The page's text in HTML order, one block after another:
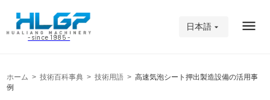
- since 1985 -
日本語
ホーム > 技術百科事典 > 技術用語 > 高速気泡シート押出製造設備の活用事
例